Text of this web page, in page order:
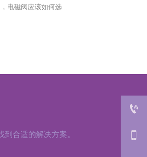
到合适的解决方案。
电磁阀应该如何选...

